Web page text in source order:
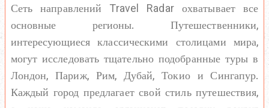
Сеть направлений Travel Radar охватывает все
основные регионы. Путешественники,
интересующиеся классическими столицами мира,
могут исследовать тщательно подобранные туры в
Лондон, Париж, Рим, Дубай, Токио и Сингапур.
Каждый город предлагает свой стиль путешествия,